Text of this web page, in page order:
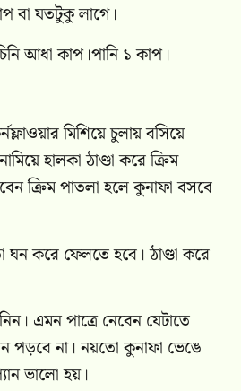
বা যতটুকু লাগে।
আধা কাপ।পানি ১ কাপ।
মিশিয়ে চুলায় বসিয়ে
হালকা ঠাণ্ডা করে ক্রিম
ক্রিম পাতলা হলে কুনাফা বসবে
ঘন করে ফেলতে হবে। ঠাণ্ডা করে
এমন পাত্রে নেবেন যেটাতে
পড়বে না। নয়তো কুনাফা ভেঙে
ভালো হয়।